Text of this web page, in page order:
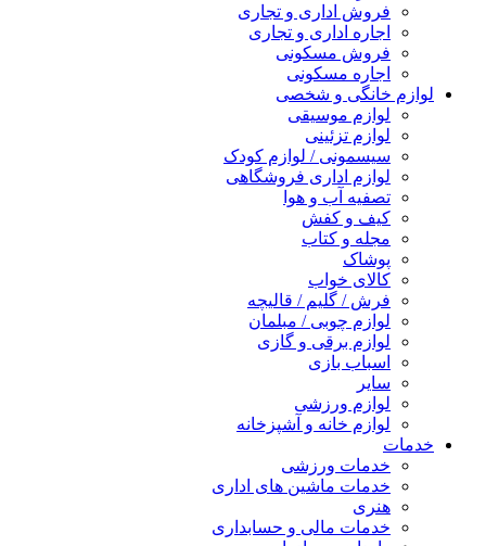
فروش اداری و تجاری
اجاره اداری و تجاری
فروش مسکونی
اجاره مسکونی
لوازم خانگی و شخصی
لوازم موسیقی
لوازم تزئینی
سیسمونی / لوازم کودک
لوازم اداری فروشگاهی
تصفیه آب و هوا
کیف و کفش
مجله و کتاب
پوشاک
کالای خواب
فرش / گلیم / قالیچه
لوازم چوبی / مبلمان
لوازم برقی و گازی
اسباب بازی
سایر
لوازم ورزشی
لوازم خانه و آشپزخانه
خدمات
خدمات ورزشی
خدمات ماشین های اداری
هنری
خدمات مالی و حسابداری